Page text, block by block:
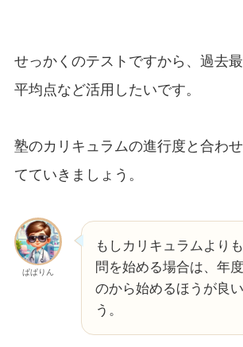
せっかくのテストですから、過去
平均点など活用したいです。
塾のカリキュラムの進行度と合わ
てていきましょう。
ぱぱりん
もしカリキュラムより
問を始める場合は、年
のから始めるほうが良
う。